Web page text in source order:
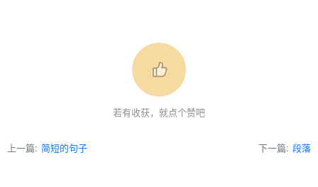
若有收获，就点个赞吧
上一篇: 简短的句子 下一篇: 段落